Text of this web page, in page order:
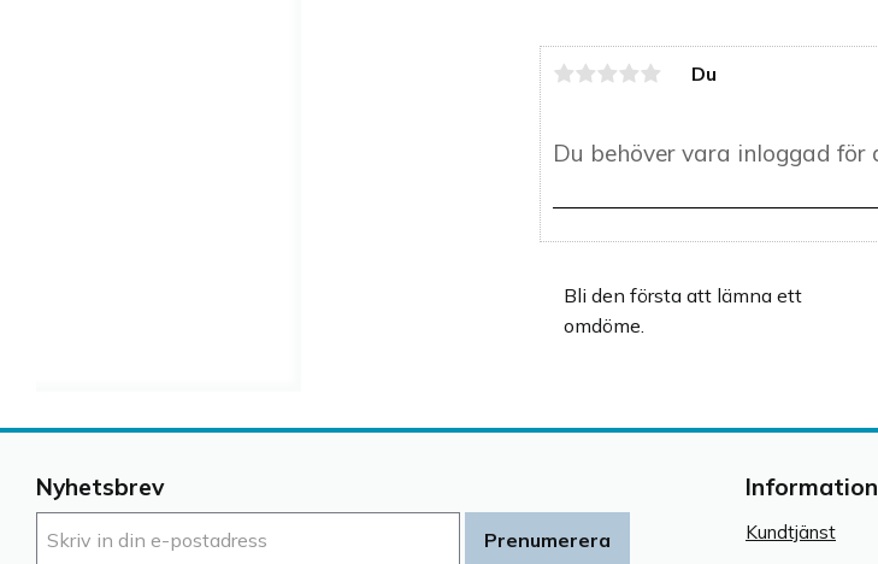
Du
Bli den första att lämna ett
omdöme.
Nyhetsbrev
Prenumerera
Information
Kundtjänst